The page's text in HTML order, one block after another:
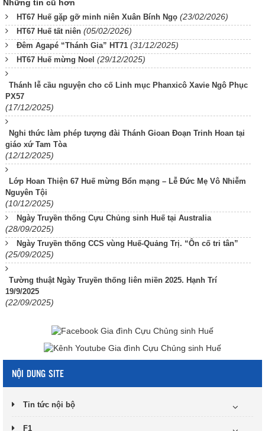
Những tin cũ hơn
HT67 Huế gặp gỡ minh niên Xuân Bính Ngọ (23/02/2026)
HT67 Huế tất niên (05/02/2026)
Đêm Agapé “Thánh Gia” HT71 (31/12/2025)
HT67 Huế mừng Noel (29/12/2025)
Thánh lễ cầu nguyện cho cố Linh mục Phanxicô Xavie Ngô Phục
PX57
(17/12/2025)
Nghi thức làm phép tượng đài Thánh Gioan Đoạn Trinh Hoan tại
giáo xứ Tam Tòa
(12/12/2025)
Lớp Hoan Thiện 67 Huế mừng Bổn mạng – Lễ Đức Mẹ Vô Nhiễm
Nguyên Tội
(10/12/2025)
Ngày Truyền thống Cựu Chủng sinh Huế tại Australia
(28/09/2025)
Ngày Truyền thống CCS vùng Huế-Quảng Trị. “Ôn cố tri tân”
(25/09/2025)
Tường thuật Ngày Truyền thống liên miền 2025. Hạnh Trí
19/9/2025
(22/09/2025)
NỘI DUNG SITE
Tin tức nội bộ
F1